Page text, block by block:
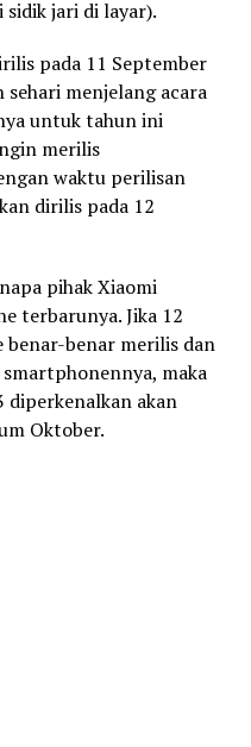
jari di layar).
pada 11 September
menjelang acara
untuk tahun ini
merilis
waktu perilisan
dirilis pada 12
pihak Xiaomi
terbarunya. Jika 12
benar-benar merilis dan
maka
akan
Oktober.